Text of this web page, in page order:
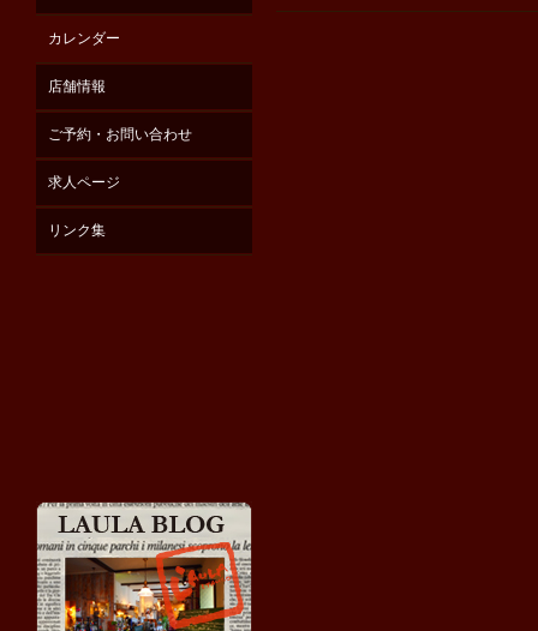
カレンダー
店舗情報
ご予約・お問い合わせ
求人ページ
リンク集